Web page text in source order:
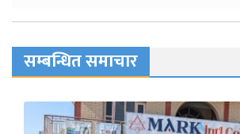
सम्बन्धित समाचार